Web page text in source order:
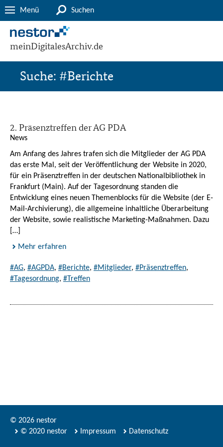
Menü Suchen
meinDigitalesArchiv.de
Suche: #Berichte
2. Präsenztreffen der AG PDA
News
Am Anfang des Jahres trafen sich die Mitglieder der AG PDA
das erste Mal, seit der Veröffentlichung der Website in 2020,
für ein Präsenztreffen in der deutschen Nationalbibliothek in
Frankfurt (Main). Auf der Tagesordnung standen die
Entwicklung eines neuen Themenblocks für die Website (der E-
Mail-Archivierung), die allgemeine inhaltliche Überarbeitung
der Website, sowie realistische Marketing-Maßnahmen. Dazu
[…]
Mehr erfahren
#AG, #AGPDA, #Berichte, #Mitglieder, #Präsenztreffen,
#Tagesordnung, #Treffen
© 2026 nestor
© 2020 nestor
Impressum Datenschutz